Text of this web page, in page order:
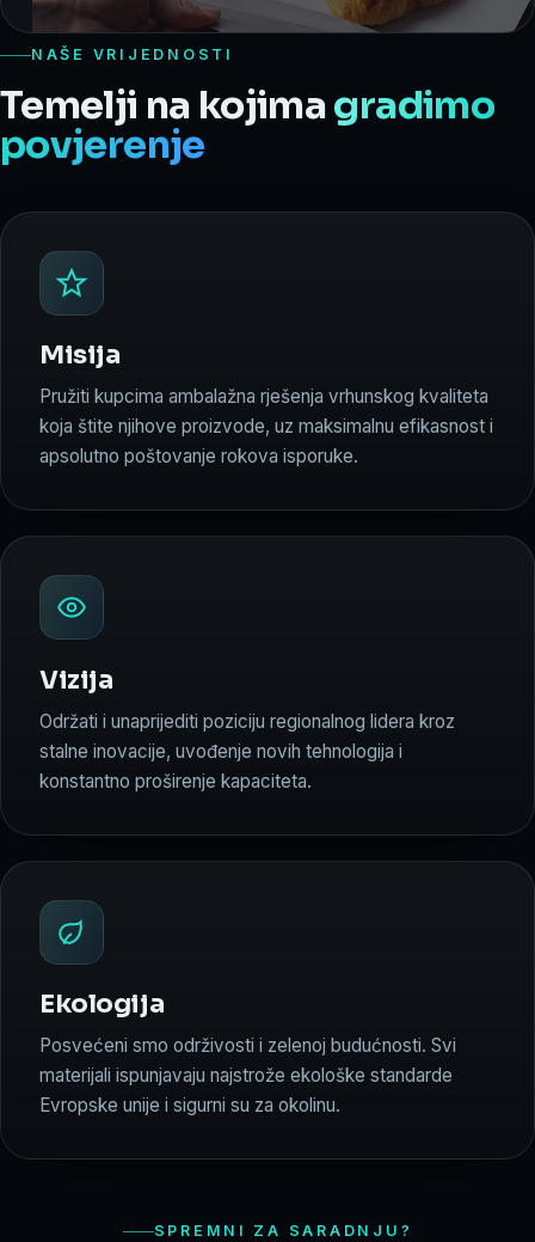
NAŠE VRIJEDNOSTI
Temelji na kojimagradimo
povjerenje
Misija
Pružiti kupcima ambalažna rješenja vrhunskog kvaliteta
koja štite njihove proizvode, uz maksimalnu efikasnost i
apsolutno poštovanje rokova isporuke.
Vizija
Održati i unaprijediti poziciju regionalnog lidera kroz
stalne inovacije, uvođenje novih tehnologija i
konstantno proširenje kapaciteta.
Ekologija
Posvećeni smo održivosti i zelenoj budućnosti. Svi
materijali ispunjavaju najstrože ekološke standarde
Evropske unije i sigurni su za okolinu.
SPREMNI ZA SARADNJU?